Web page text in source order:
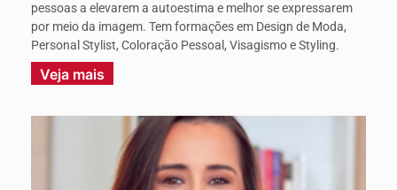
pessoas a elevarem a autoestima e melhor se expressarem
por meio da imagem. Tem formações em Design de Moda,
Personal Stylist, Coloração Pessoal, Visagismo e Styling.
Veja mais